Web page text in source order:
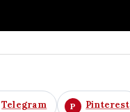
Telegram Pinterest